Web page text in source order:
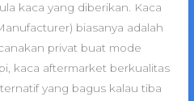
kaca yang diberikan. Kaca
biasanya adalah
privat buat mode
kaca aftermarket berkualitas
yang bagus kalau tiba